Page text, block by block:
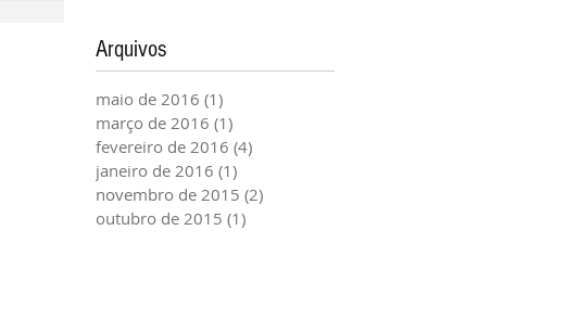
Arquivos
maio de 2016 (1)
março de 2016 (1)
fevereiro de 2016 (4)
janeiro de 2016 (1)
novembro de 2015 (2)
outubro de 2015 (1)